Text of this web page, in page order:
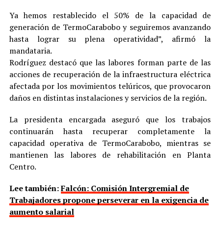
Ya hemos restablecido el 50% de la capacidad de
generación de TermoCarabobo y seguiremos avanzando
hasta lograr su plena operatividad”, afirmó la
mandataria.
Rodríguez destacó que las labores forman parte de las
acciones de recuperación de la infraestructura eléctrica
afectada por los movimientos telúricos, que provocaron
daños en distintas instalaciones y servicios de la región.
La presidenta encargada aseguró que los trabajos
continuarán hasta recuperar completamente la
capacidad operativa de TermoCarabobo, mientras se
mantienen las labores de rehabilitación en Planta
Centro.
Lee también:Falcón: Comisión Intergremial de
Trabajadores propone perseverar en la exigencia de
aumento salarial